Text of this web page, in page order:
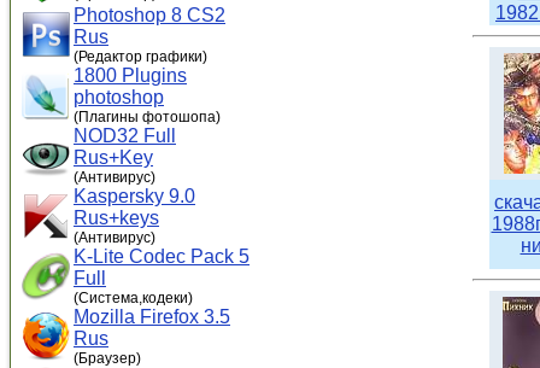
Photoshop 8 CS2
Rus
(Редактор графики)
1800 Plugins
photoshop
(Плагины фотошопа)
NOD32 Full
Rus+Key
(Антивирус)
Kaspersky 9.0
Rus+keys
(Антивирус)
K-Lite Codec Pack 5
Full
(Система,кодеки)
Mozilla Firefox 3.5
Rus
(Браузер)